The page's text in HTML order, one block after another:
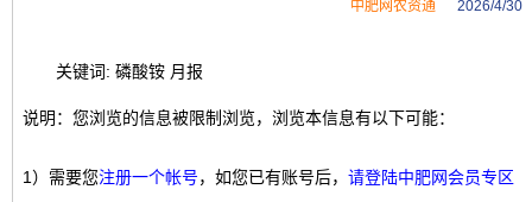
中肥网农资通 2026/4/30
关键词: 磷酸铵 月报
说明：您浏览的信息被限制浏览，浏览本信息有以下可能：
1）需要您注册一个帐号，如您已有账号后， 请登陆中肥网会员专区